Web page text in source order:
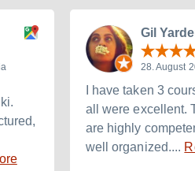
Gil
28. August
I have taken 3
all were excellent.
are highly
well organized....